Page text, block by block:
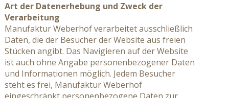
Art der Datenerhebung und Zweck der
Verarbeitung
Manufaktur Weberhof verarbeitet ausschließlich
Daten, die der Besucher der Website aus freien
Stücken angibt. Das Navigieren auf der Website
ist auch ohne Angabe personenbezogener Daten
und Informationen möglich. Jedem Besucher
steht es frei, Manufaktur Weberhof